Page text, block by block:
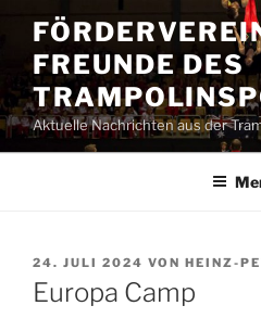
Inhalt
springenFREUNDE DES
Aktuelle Nachrichten aus der
VERÖFFENTLICHT
AM
24. JULI 2024 VON HEINZ-
Europa Camp